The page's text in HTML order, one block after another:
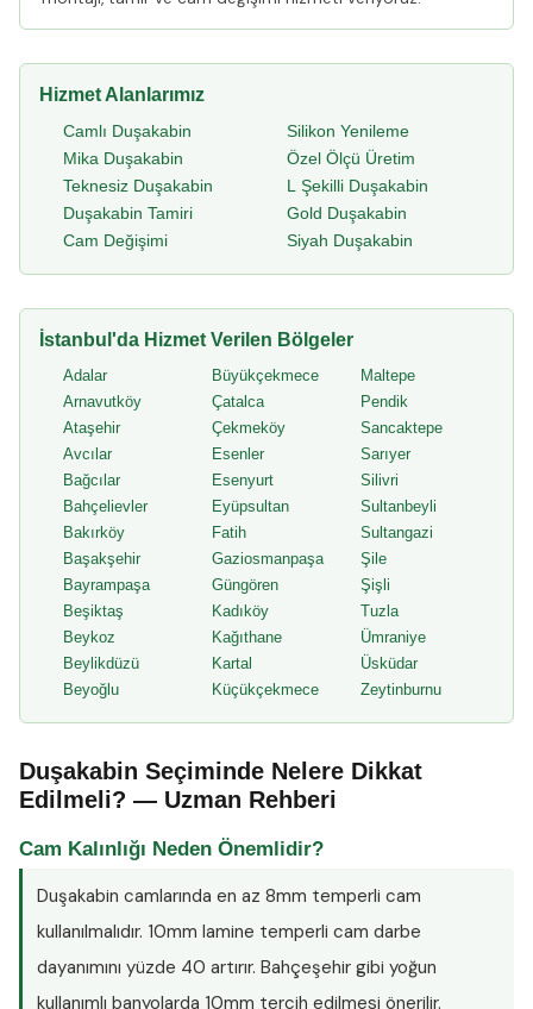
Hizmet Alanlarımız
Camlı Duşakabin
Mika Duşakabin
Teknesiz Duşakabin
Duşakabin Tamiri
Cam Değişimi
Silikon Yenileme
Özel Ölçü Üretim
L Şekilli Duşakabin
Gold Duşakabin
Siyah Duşakabin
İstanbul'da Hizmet Verilen Bölgeler
Adalar
Arnavutköy
Ataşehir
Avcılar
Bağcılar
Bahçelievler
Bakırköy
Başakşehir
Bayrampaşa
Beşiktaş
Beykoz
Beylikdüzü
Beyoğlu
Büyükçekmece
Çatalca
Çekmeköy
Esenler
Esenyurt
Eyüpsultan
Fatih
Gaziosmanpaşa
Güngören
Kadıköy
Kağıthane
Kartal
Küçükçekmece
Maltepe
Pendik
Sancaktepe
Sarıyer
Silivri
Sultanbeyli
Sultangazi
Şile
Şişli
Tuzla
Ümraniye
Üsküdar
Zeytinburnu
Duşakabin Seçiminde Nelere Dikkat
Edilmeli? — Uzman Rehberi
Cam Kalınlığı Neden Önemlidir?
Duşakabin camlarında en az 8mm temperli cam
kullanılmalıdır. 10mm lamine temperli cam darbe
dayanımını yüzde 40 artırır. Bahçeşehir gibi yoğun
kullanımlı banyolarda 10mm tercih edilmesi önerilir.